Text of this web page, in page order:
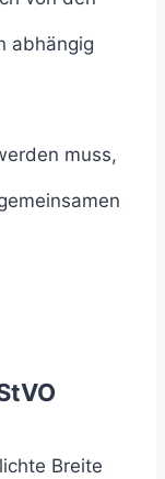
abhängig
muss,
Breite